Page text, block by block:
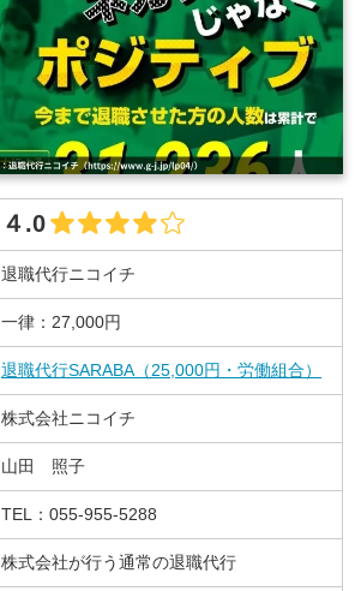
４.0
退職代行ニコイチ
一律：27,000円
退職代行SARABA（25,000円・労働組合）
株式会社ニコイチ
山田 照子
TEL：055-955-5288
株式会社が行う通常の退職代行